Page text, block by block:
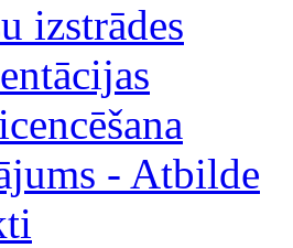
izstrādes
- Atbilde